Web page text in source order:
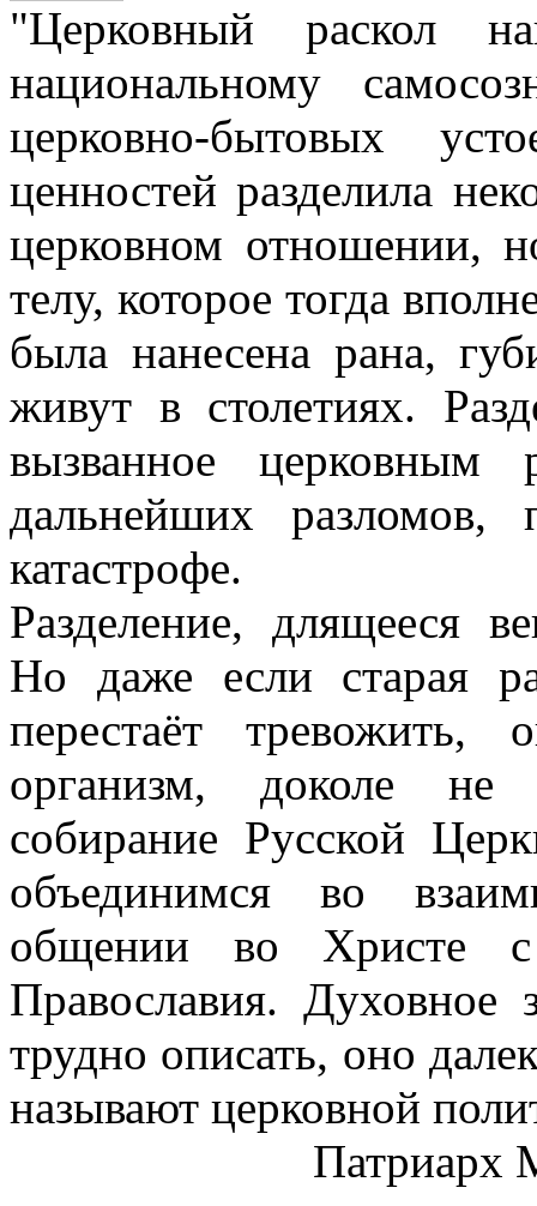
"Церковный раскол
национальному
церковно-бытовых
ценностей разделила
церковном отношении,
телу, которое тогда
была нанесена рана,
живут в столетиях.
вызванное церковным
дальнейших разломов,
катастрофе.
Разделение, длящееся
Но даже если старая
перестаёт тревожить,
организм, доколе не
собирание Русской
объединимся во
общении во Христе с
Православия. Духовное
трудно описать, оно
называют церковной
Патриарх